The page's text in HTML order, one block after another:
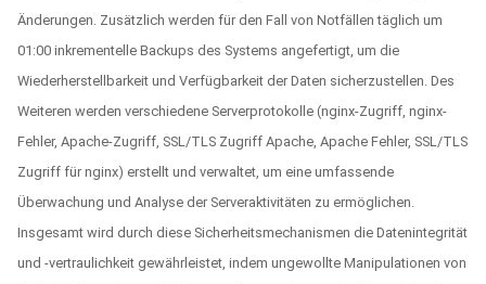
Änderungen. Zusätzlich werden für den Fall von Notfällen täglich um
01:00 inkrementelle Backups des Systems angefertigt, um die
Wiederherstellbarkeit und Verfügbarkeit der Daten sicherzustellen. Des
Weiteren werden verschiedene Serverprotokolle (nginx-Zugriff, nginx-
Fehler, Apache-Zugriff, SSL/TLS Zugriff Apache, Apache Fehler, SSL/TLS
Zugriff für nginx) erstellt und verwaltet, um eine umfassende
Überwachung und Analyse der Serveraktivitäten zu ermöglichen.
Insgesamt wird durch diese Sicherheitsmechanismen die Datenintegrität
und -vertraulichkeit gewährleistet, indem ungewollte Manipulationen von